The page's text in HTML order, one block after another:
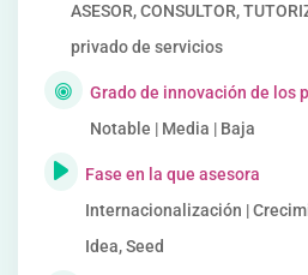
ASESOR, CONSULTOR,
privado de servicios
Grado de innovación de los
Notable | Media | Baja
Fase en la que asesora
Internacionalización |
Idea, Seed